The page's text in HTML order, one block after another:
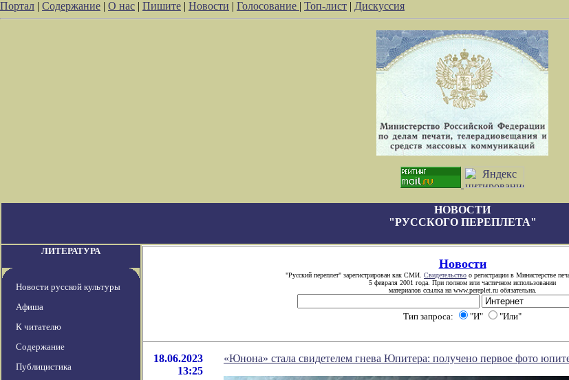
Портал | Содержание | О нас | Пишите | Новости | Голосование | Топ-лист | Дискуссия
НОВОСТИ
"РУССКОГО ПЕРЕПЛЕТА"
ЛИТЕРАТУРА
Новости русской культуры
Афиша
К читателю
Содержание
Публицистика
Новости
"Русский переплет" зарегистрирован как СМИ. Свидетельство о регистрации в Министерстве
5 февраля 2001 года. При полном или частичном использовании
материалов ссылка на www.pereplet.ru обязательна.
Тип запроса: "И" "Или"
18.06.2023
13:25
«Юнона» стала свидетелем гнева Юпитера: получено первое фото